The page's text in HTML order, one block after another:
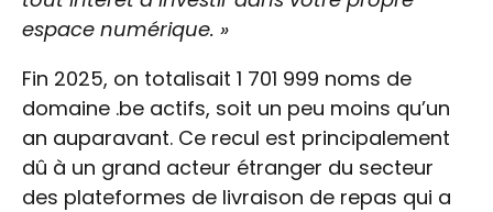
espace numérique. »
Fin 2025, on totalisait 1 701 999 noms de
domaine .be actifs, soit un peu moins qu’un
an auparavant. Ce recul est principalement
dû à un grand acteur étranger du secteur
des plateformes de livraison de repas qui a